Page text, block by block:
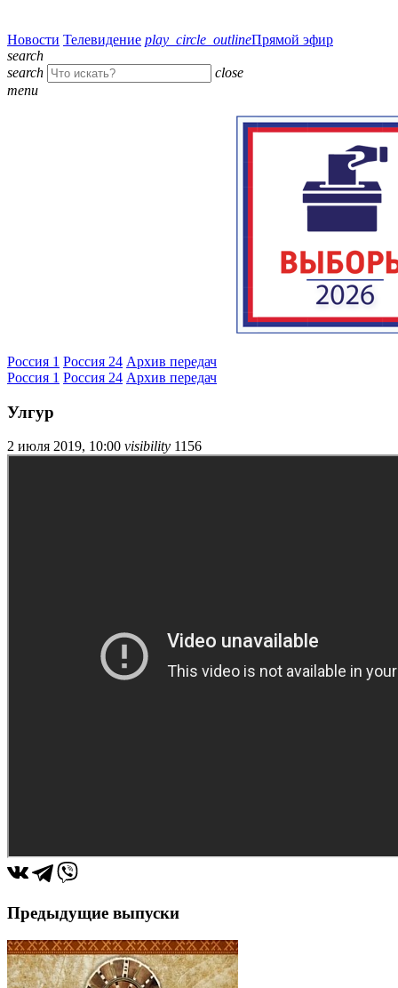
Новости Телевидение play_circle_outlineПрямой эфир
search
search
close
menu
Россия 1 Россия 24 Архив передач
Россия 1 Россия 24 Архив передач
Улгур
2 июля 2019, 10:00 visibility 1156
Предыдущие выпуски